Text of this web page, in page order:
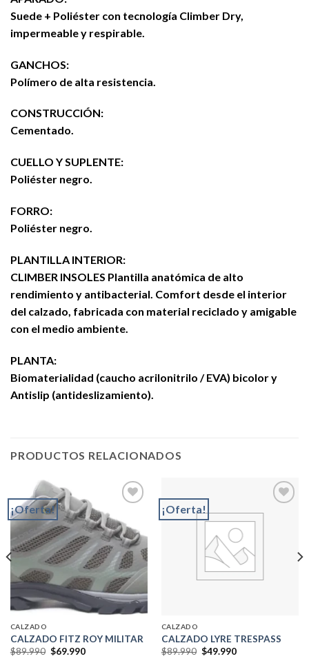
Suede + Poliéster con tecnología Climber Dry,
impermeable y respirable.
GANCHOS:
Polímero de alta resistencia.
CONSTRUCCIÓN:
Cementado.
CUELLO Y SUPLENTE:
Poliéster negro.
FORRO:
Poliéster negro.
PLANTILLA INTERIOR:
CLIMBER INSOLES Plantilla anatómica de alto
rendimiento y antibacterial. Comfort desde el interior
del calzado, fabricada con material reciclado y amigable
con el medio ambiente.
PLANTA:
Biomaterialidad (caucho acrilonitrilo / EVA) bicolor y
Antislip (antideslizamiento).
PRODUCTOS RELACIONADOS
¡Oferta!
Add to
wishlist
CALZADO
CALZADO FITZ ROY MILITAR
$89.990 El
$69.990El
¡Oferta!
CALZADO
CALZADO LYRE TRESPASS
$89.990 El
$49.990El